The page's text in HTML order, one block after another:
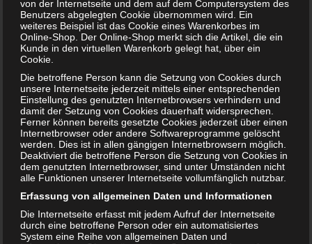
22. JULI 2018
Wer kennt das nicht? Das Kind schreit und weint und will
unbedingt seinen Willen durchsetzen. Eben noch war alles
gut und plötzlich passt dem kleinen…
WEITERLESEN...
von der Internetseite und dem auf dem Computersystem des
Benutzers abgelegten Cookie übernommen wird. Ein
weiteres Beispiel ist das Cookie eines Warenkorbes im
Online-Shop. Der Online-Shop merkt sich die Artikel, die ein
Kunde in den virtuellen Warenkorb gelegt hat, über ein
Cookie.
Die betroffene Person kann die Setzung von Cookies durch
unsere Internetseite jederzeit mittels einer entsprechenden
Einstellung des genutzten Internetbrowsers verhindern und
damit der Setzung von Cookies dauerhaft widersprechen.
Ferner können bereits gesetzte Cookies jederzeit über einen
Internetbrowser oder andere Softwareprogramme gelöscht
werden. Dies ist in allen gängigen Internetbrowsern möglich.
Deaktiviert die betroffene Person die Setzung von Cookies in
dem genutzten Internetbrowser, sind unter Umständen nicht
alle Funktionen unserer Internetseite vollumfänglich nutzbar.
Erfassung von allgemeinen Daten und Informationen
Die Internetseite erfasst mit jedem Aufruf der Internetseite
durch eine betroffene Person oder ein automatisiertes
System eine Reihe von allgemeinen Daten und